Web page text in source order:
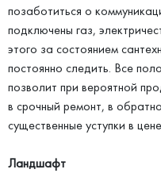
позаботиться о
подключены газ,
этого за состоянием
постоянно следить. Все
позволит при вероятной
в срочный ремонт, в
существенные уступки в цене.
Ландшафт